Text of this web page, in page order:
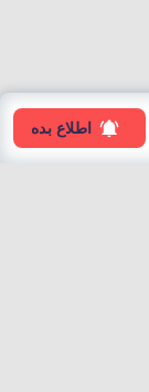
اطلاع بده